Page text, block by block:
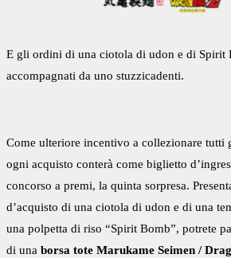
E gli ordini di una ciotola di udon e di Spirit
accompagnati da uno stuzzicadenti.
Come ulteriore incentivo a collezionare tutti
ogni acquisto conterà come biglietto
concorso a premi, la quinta sorpresa.
d’acquisto di una ciotola di udon e di una
una polpetta di riso “Spirit Bomb”, potrete
di una borsa tote Marukame Seimen /